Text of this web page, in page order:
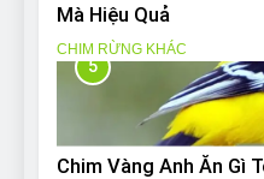
Mà Hiệu Quả
CHIM RỪNG KHÁC
5
Chim Vàng Anh Ăn Gì